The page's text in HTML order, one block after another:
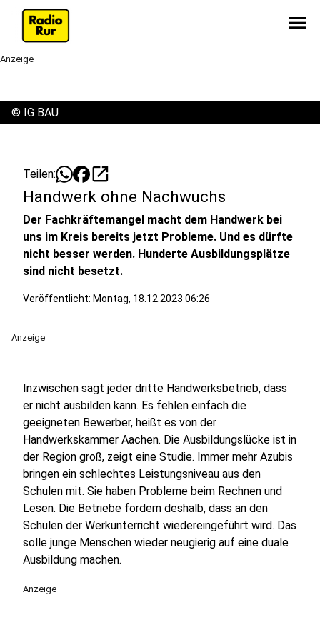
menu
Anzeige
© IG BAU
Teilen: open_in_new
Handwerk ohne Nachwuchs
Der Fachkräftemangel macht dem Handwerk bei
uns im Kreis bereits jetzt Probleme. Und es dürfte
nicht besser werden. Hunderte Ausbildungsplätze
sind nicht besetzt.
Veröffentlicht: Montag, 18.12.2023 06:26
Anzeige
Inzwischen sagt jeder dritte Handwerksbetrieb, dass
er nicht ausbilden kann. Es fehlen einfach die
geeigneten Bewerber, heißt es von der
Handwerkskammer Aachen. Die Ausbildungslücke ist in
der Region groß, zeigt eine Studie. Immer mehr Azubis
bringen ein schlechtes Leistungsniveau aus den
Schulen mit. Sie haben Probleme beim Rechnen und
Lesen. Die Betriebe fordern deshalb, dass an den
Schulen der Werkunterricht wiedereingeführt wird. Das
solle junge Menschen wieder neugierig auf eine duale
Ausbildung machen.
Anzeige